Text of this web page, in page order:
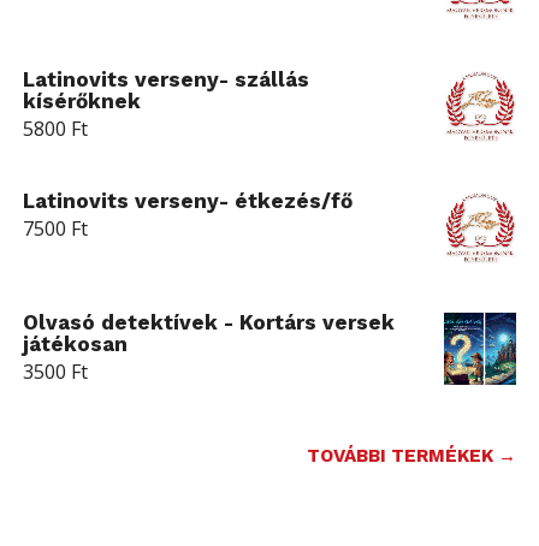
Latinovits verseny- szállás
kísérőknek
5800 Ft
Latinovits verseny- étkezés/fő
7500 Ft
Olvasó detektívek - Kortárs versek
játékosan
3500 Ft
TOVÁBBI TERMÉKEK →